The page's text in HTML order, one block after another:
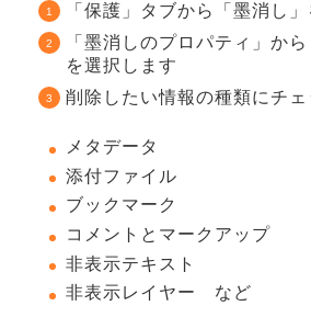
「保護」タブから「墨消し
「墨消しのプロパティ」か
を選択します
削除したい情報の種類にチ
メタデータ
添付ファイル
ブックマーク
コメントとマークアップ
非表示テキスト
非表示レイヤー など